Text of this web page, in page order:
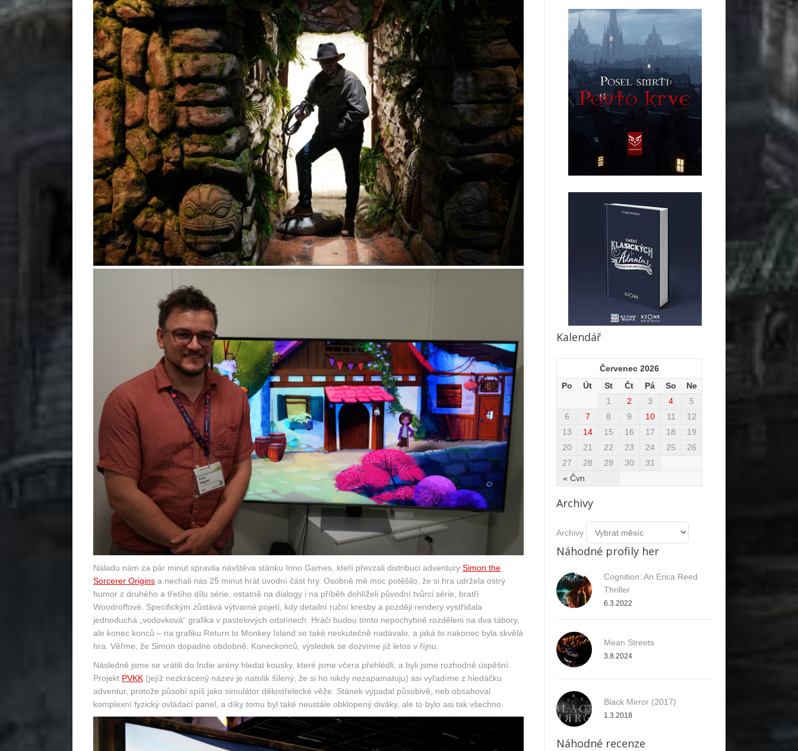
Náladu nám za pár minut spravila návštěva stánku Inno Games, kteří převzali distribuci adventury Simon the
Sorcerer Origins a nechali nás 25 minut hrát úvodní část hry. Osobně mě moc potěšilo, že si hra udržela ostrý
humor z druhého a třetího dílu série, ostatně na dialogy i na příběh dohlíželi původní tvůrci série, bratři
Woodroffové. Specifickým zůstává výtvarné pojetí, kdy detailní ruční kresby a později rendery vystřídala
jednoduchá „vodovková“ grafika v pastelových odstínech. Hráči budou tímto nepochybně rozděleni na dva tábory,
ale konec konců – na grafiku Return to Monkey Island se také neskutečně nadávalo, a jaká to nakonec byla skvělá
hra. Věřme, že Simon dopadne obdobně. Koneckonců, výsledek se dozvíme již letos v říjnu.
Následně jsme se vrátili do Indie arény hledat kousky, které jsme včera přehlédli, a byli jsme rozhodně úspěšní.
Projekt PVKK (jejíž nezkrácený název je natolik šílený, že si ho nikdy nezapamatuju) asi vyřadíme z hledáčku
adventur, protože působí spíš jako simulátor dělostřelecké věže. Stánek vypadal působivě, neb obsahoval
komplexní fyzický ovládací panel, a díky tomu byl také neustále obklopený diváky, ale to bylo asi tak všechno.
Kalendář
Červenec 2026
Po
Út St Čt Pá So Ne
« Čvn
1 2 3 4
5
6
7 8 9 10 11
12
13
14 15 16 17 18
19
20
21 22 23 24 25
26
27
28 29 30 31
Archivy
Archivy
Náhodné profily her
Cognition: An Erica Reed
Thriller
6.3.2022
Mean Streets
3.8.2024
Black Mirror (2017)
1.3.2018
Náhodné recenze